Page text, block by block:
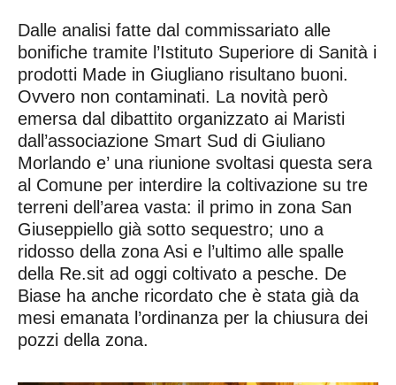
Dalle analisi fatte dal commissariato alle
bonifiche tramite l’Istituto Superiore di Sanità i
prodotti Made in Giugliano risultano buoni.
Ovvero non contaminati. La novità però
emersa dal dibattito organizzato ai Maristi
dall’associazione Smart Sud di Giuliano
Morlando e’ una riunione svoltasi questa sera
al Comune per interdire la coltivazione su tre
terreni dell’area vasta: il primo in zona San
Giuseppiello già sotto sequestro; uno a
ridosso della zona Asi e l’ultimo alle spalle
della Re.sit ad oggi coltivato a pesche. De
Biase ha anche ricordato che è stata già da
mesi emanata l’ordinanza per la chiusura dei
pozzi della zona.